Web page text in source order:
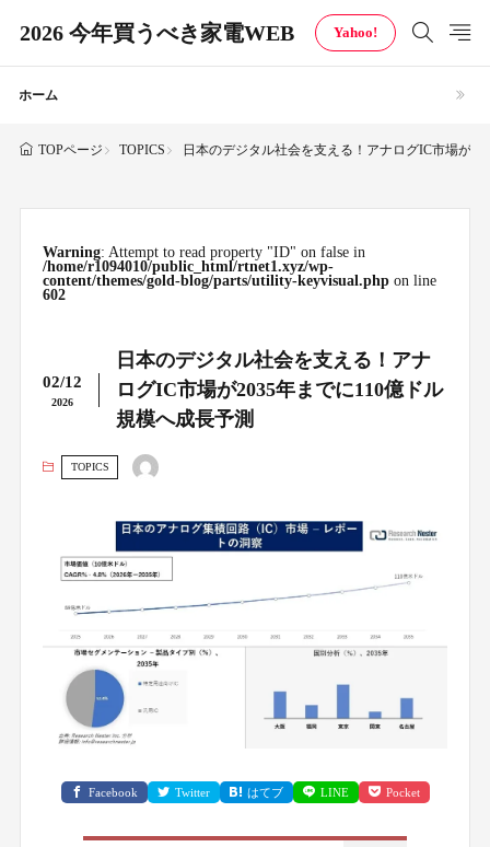
2026 今年買うべき家電WEB Yahoo!
ホーム
TOPページ TOPICS 日本のデジタル社会を支える！アナログIC市場が
Warning: Attempt to read property "ID" on false in
/home/r1094010/public_html/rtnet1.xyz/wp-
content/themes/gold-blog/parts/utility-keyvisual.phpon line
602
02/12
2026
日本のデジタル社会を支える！アナ
ログIC市場が2035年までに110億ドル
規模へ成長予測
TOPICS
Facebook Twitter はてブ LINE Pocket